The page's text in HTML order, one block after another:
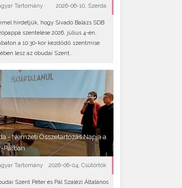
Tartomány 2026-06-10, Szerda
hirdetjük, hogy Sivadó Balázs SDB
szentelése 2026. július 4-én,
a 10.30-kor kezdődő szentmise
lesz az óbudai Szent..
- Nemzeti Összetartozás Napja a
Pálban
Tartomány 2026-06-04, Csütörtök
Szent Péter és Pál Szalézi Általános